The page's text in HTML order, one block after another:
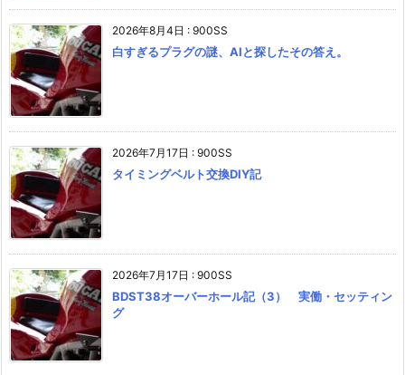
2026年8月4日 : 900SS
白すぎるプラグの謎、AIと探したその答え。
2026年7月17日 : 900SS
タイミングベルト交換DIY記
2026年7月17日 : 900SS
BDST38オーバーホール記（3） 実働・セッティン
グ